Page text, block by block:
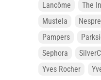
Lancôme
The
Mustela
Pampers
Sephora
Yves Rocher